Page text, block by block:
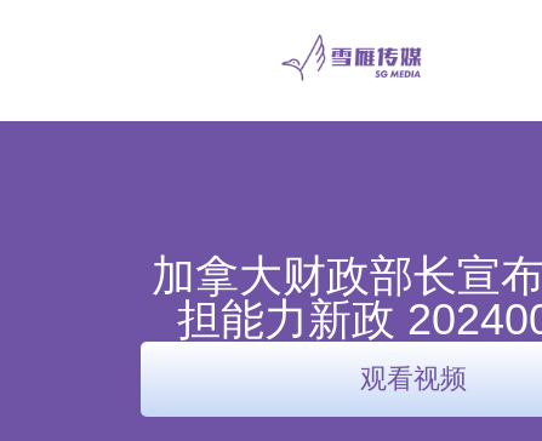
加拿大财政部长宣
担能力新政
观看视频